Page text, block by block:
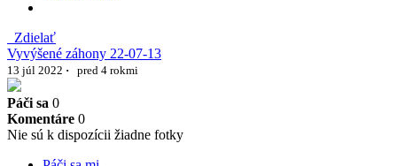
Zdielať
Vyvýšené záhony 22-07-13
13 júl 2022 · pred 4 rokmi
Páči sa 0
Komentáre 0
Nie sú k dispozícii žiadne fotky